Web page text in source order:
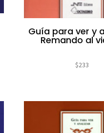
Guía para ver y
Remando al
$233